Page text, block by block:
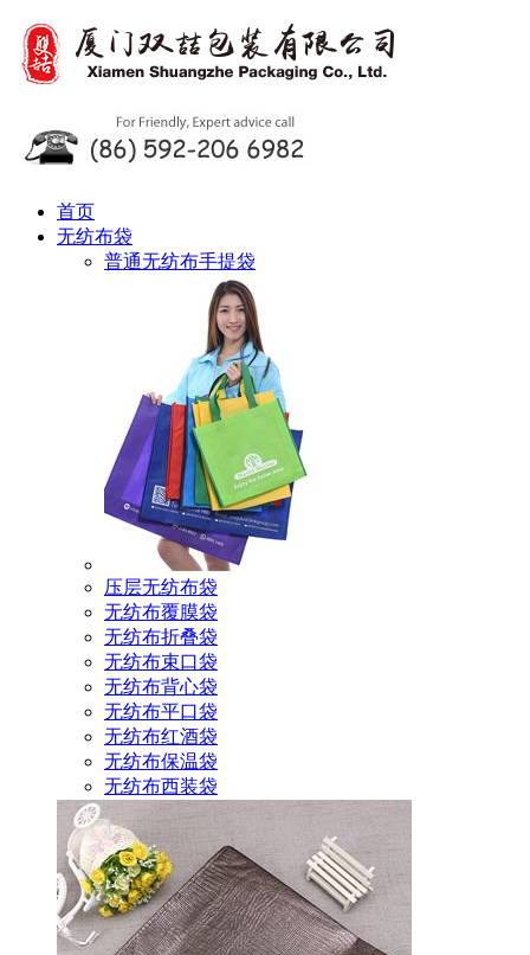
首页
无纺布袋
普通无纺布手提袋
压层无纺布袋
无纺布覆膜袋
无纺布折叠袋
无纺布束口袋
无纺布背心袋
无纺布平口袋
无纺布红酒袋
无纺布保温袋
无纺布西装袋